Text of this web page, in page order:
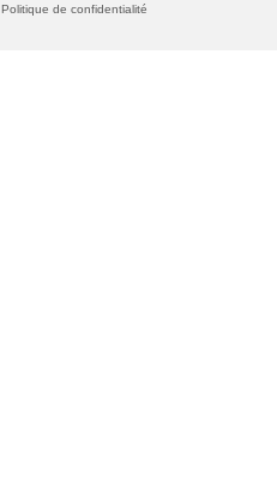
Politique de confidentialité